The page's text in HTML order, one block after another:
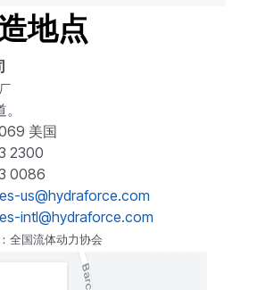
地点
美国
2300
0086
us@hydraforce.com
intl@hydraforce.com
全国流体动力协会